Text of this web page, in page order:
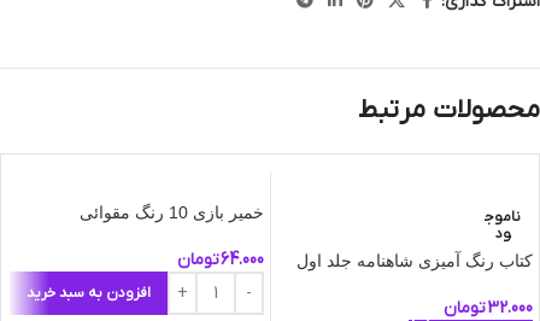
محصولات مرتبط
ناموج
ود
کتاب رنگ آمیزی شاهنامه جلد اول
32.000تومان
خمیر بازی 10 رنگ مقوائی
64.000تومان
افزودن به سبد خرید